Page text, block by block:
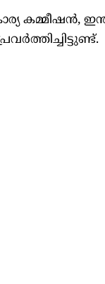
കമ്മീഷന്‍,